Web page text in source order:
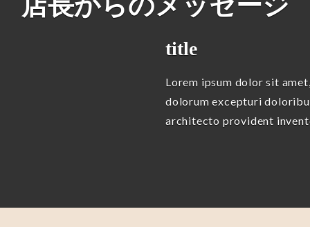
title
Lorem ipsum dolor sit
dolorum excepturi
architecto provident